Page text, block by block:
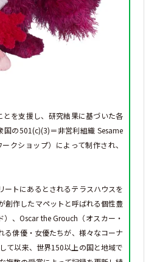
とを支援し、研究結果に基づいた各
の501(c)(3)＝非営利組織 Sesame
クショップ）によって制作され、
ートにあるとされるテラスハウスを
創作したマペットと呼ばれる個性豊
、Oscar the Grouch（オスカー・
る俳優・女優たちが、様々なコーナ
て以来、世界150以上の国と地域で